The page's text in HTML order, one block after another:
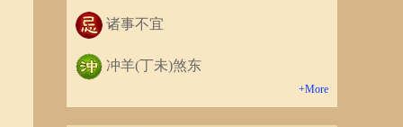
诸事不宜
冲羊(丁未)煞东
+More